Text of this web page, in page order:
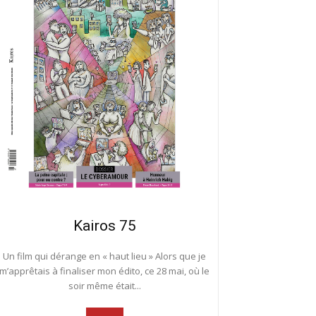
Kairos 75
Un film qui dérange en « haut lieu » Alors que je
m’apprêtais à finaliser mon édito, ce 28 mai, où le
soir même était...